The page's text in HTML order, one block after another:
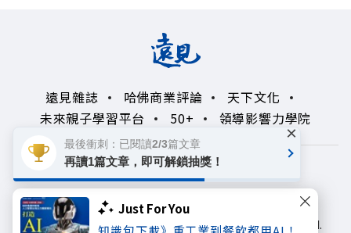
Just For You
遠見雜誌 哈佛商業評論
天下文化
未來親子學習平台
50+ 領導影響力學院
著作權聲明
隱私權政策
Copyright© 1999~2026
遠見天下文化出版股份有限公司. All rights reserved.
最後衝刺：已閱讀2/3篇文章
再讀1篇文章，即可解鎖抽獎！
×